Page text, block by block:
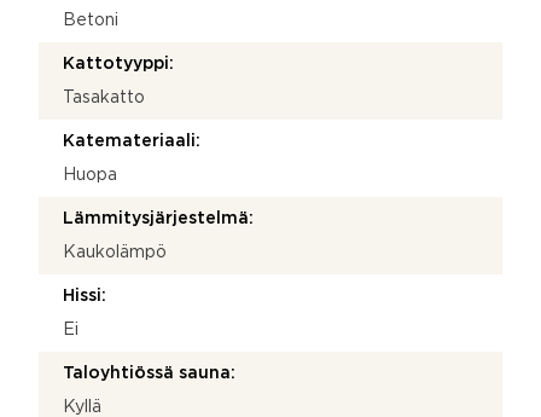
Betoni
Kattotyyppi:
Tasakatto
Katemateriaali:
Huopa
Lämmitysjärjestelmä:
Kaukolämpö
Hissi:
Ei
Taloyhtiössä sauna:
Kyllä